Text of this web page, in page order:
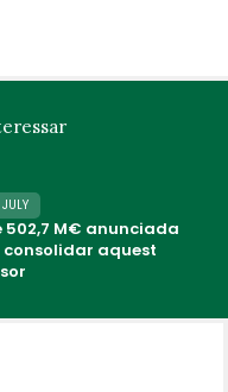
JULY
502,7 M€ anunciada
aquest